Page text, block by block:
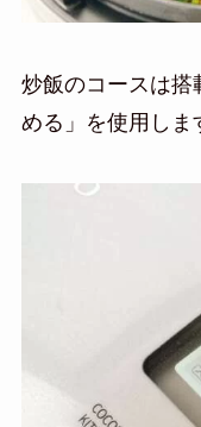
炒飯のコースは搭
める」を使用しま